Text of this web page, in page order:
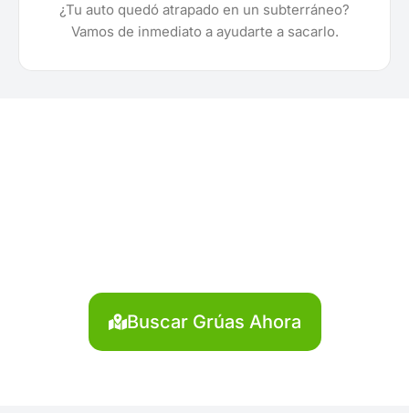
¿Tu auto quedó atrapado en un subterráneo?
Vamos de inmediato a ayudarte a sacarlo.
Buscar Grúas Ahora